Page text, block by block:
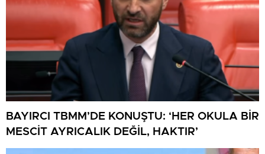
BAYIRCI TBMM’DE KONUŞTU: ‘HER OKULA BİR
MESCİT AYRICALIK DEĞİL, HAKTIR’